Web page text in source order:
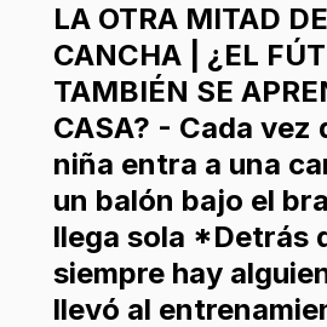
LA OTRA MITAD
CANCHA | ¿EL
TAMBIÉN SE
CASA? - Cada vez
niña entra a una
un balón bajo el
llega sola *Detrás
siempre hay
llevó al